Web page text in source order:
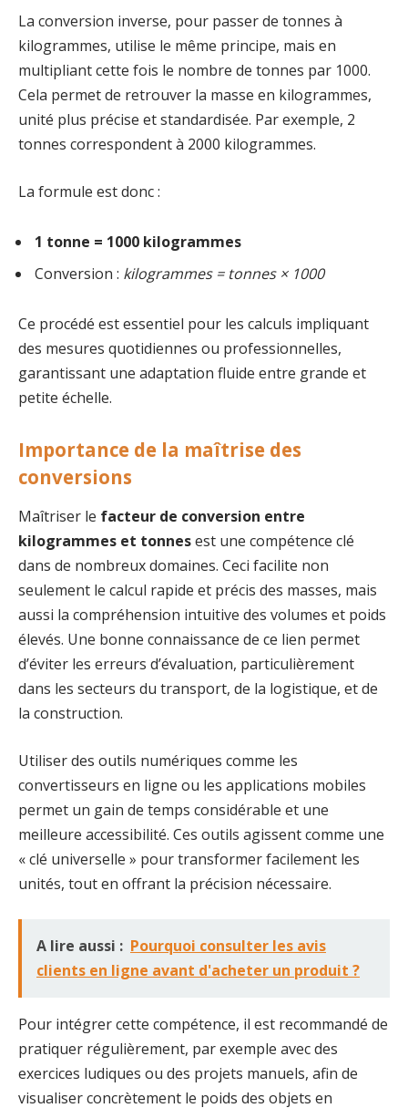
La conversion inverse, pour passer de tonnes à
kilogrammes, utilise le même principe, mais en
multipliant cette fois le nombre de tonnes par 1000.
Cela permet de retrouver la masse en kilogrammes,
unité plus précise et standardisée. Par exemple, 2
tonnes correspondent à 2000 kilogrammes.
La formule est donc :
1 tonne = 1000 kilogrammes
Conversion : kilogrammes = tonnes × 1000
Ce procédé est essentiel pour les calculs impliquant
des mesures quotidiennes ou professionnelles,
garantissant une adaptation fluide entre grande et
petite échelle.
Importance de la maîtrise des
conversions
Maîtriser le facteur de conversion entre
kilogrammes et tonnesest une compétence clé
dans de nombreux domaines. Ceci facilite non
seulement le calcul rapide et précis des masses, mais
aussi la compréhension intuitive des volumes et poids
élevés. Une bonne connaissance de ce lien permet
d’éviter les erreurs d’évaluation, particulièrement
dans les secteurs du transport, de la logistique, et de
la construction.
Utiliser des outils numériques comme les
convertisseurs en ligne ou les applications mobiles
permet un gain de temps considérable et une
meilleure accessibilité. Ces outils agissent comme une
« clé universelle » pour transformer facilement les
unités, tout en offrant la précision nécessaire.
A lire aussi : Pourquoi consulter les avis
clients en ligne avant d'acheter un produit ?
Pour intégrer cette compétence, il est recommandé de
pratiquer régulièrement, par exemple avec des
exercices ludiques ou des projets manuels, afin de
visualiser concrètement le poids des objets en